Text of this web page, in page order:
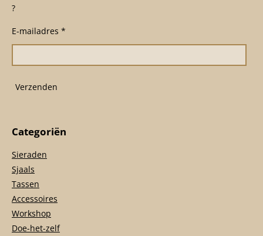
o
o
g
r
m
p
?
E-mailadres *
Verzenden
Categoriën
Sieraden
Sjaals
Tassen
Accessoires
Workshop
Doe-het-zelf